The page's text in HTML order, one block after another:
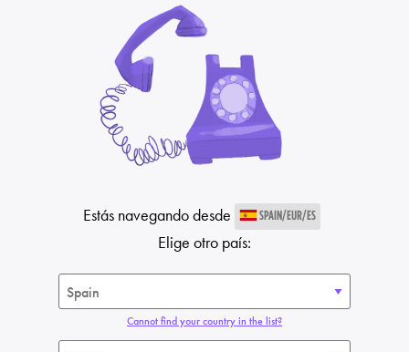
Estás navegando desde SPAIN/EUR/ES
Elige otro país:
Cannot find your country in the list?